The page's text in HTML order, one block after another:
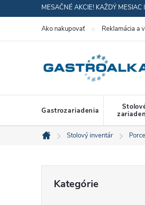
na
MESAČNÉ AKCIE! KAŽDÝ
Ako nakupovať Reklamácia a
Gastrozariadenia
Domov
Stolový inventár
kategórie
Kategórie